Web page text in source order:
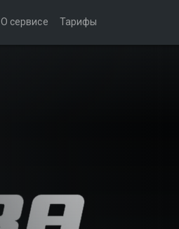
О сервисе Тарифы